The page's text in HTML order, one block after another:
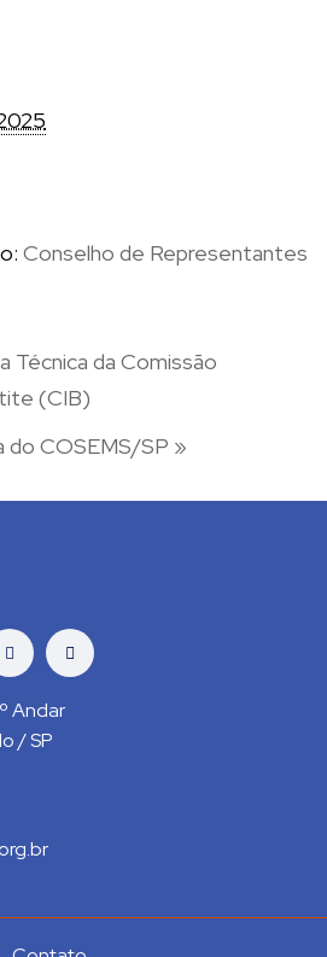
Conselho de Representantes
Técnica da Comissão
(CIB)
do COSEMS/SP »
Andar
/ SP